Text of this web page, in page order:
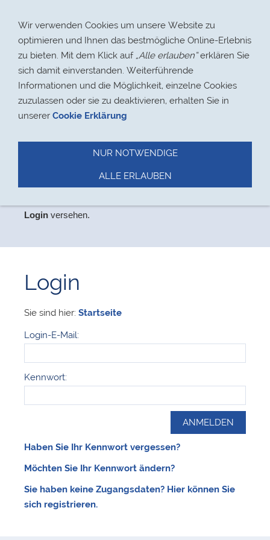
> 17.08.2021
Datenschutz
Login versehen.
Login
Sie sind hier: Startseite
Login-E-Mail:
Kennwort:
Haben Sie Ihr Kennwort vergessen?
Möchten Sie Ihr Kennwort ändern?
Sie haben keine Zugangsdaten? Hier können Sie
sich registrieren.
Wir verwenden Cookies um unsere Website zu
optimieren und Ihnen das bestmögliche Online-Erlebnis
zu bieten. Mit dem Klick auf „Alle erlauben“erklären Sie
sich damit einverstanden. Weiterführende
Informationen und die Möglichkeit, einzelne Cookies
zuzulassen oder sie zu deaktivieren, erhalten Sie in
unserer Cookie Erklärung
NUR NOTWENDIGE
ALLE ERLAUBEN